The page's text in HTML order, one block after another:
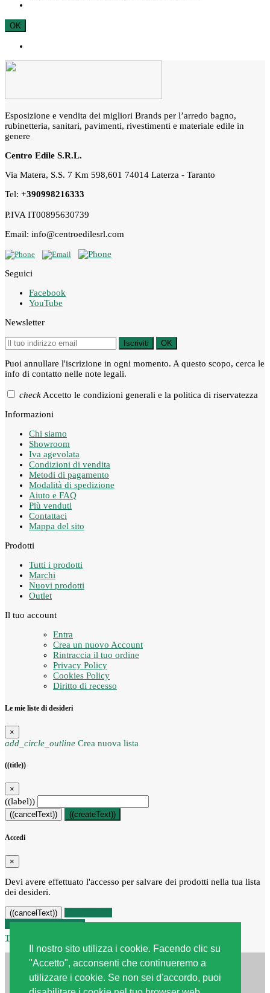
Il nostro sito utilizza i cookie. Facendo clic su
"Accetto", acconsenti che continueremo a
utilizzare i cookie. Se non sei d'accordo, puoi
OK
Esposizione e vendita dei migliori Brands per l’arredo bagno,
rubinetteria, sanitari, pavimenti, rivestimenti e materiale edile in
genere
Centro Edile S.R.L.
Via Matera, S.S. 7 Km 598,601 74014 Laterza - Taranto
Tel: +390998216333
P.IVA IT00895630739
Email: info@centroedilesrl.com
Seguici
Facebook
YouTube
Newsletter
Iscriviti OK
Puoi annullare l'iscrizione in ogni momento. A questo scopo, cerca le
info di contatto nelle note legali.
check Accetto le condizioni generali e la politica di riservatezza
Informazioni
Chi siamo
Showroom
Iva agevolata
Condizioni di vendita
Metodi di pagamento
Modalità di spedizione
Aiuto e FAQ
Più venduti
Contattaci
Mappa del sito
Prodotti
Tutti i prodotti
Marchi
Nuovi prodotti
Outlet
Il tuo account
Entra
Crea un nuovo Account
Rintraccia il tuo ordine
Privacy Policy
Cookies Policy
Diritto di recesso
Le mie liste di desideri
×
add_circle_outline Crea nuova lista
((title))
×
((label))
((cancelText)) ((createText))
Accedi
×
Devi avere effettuato l'accesso per salvare dei prodotti nella tua lista
dei desideri.
((cancelText))
Recesso dal contratto
Traccia stato del recesso